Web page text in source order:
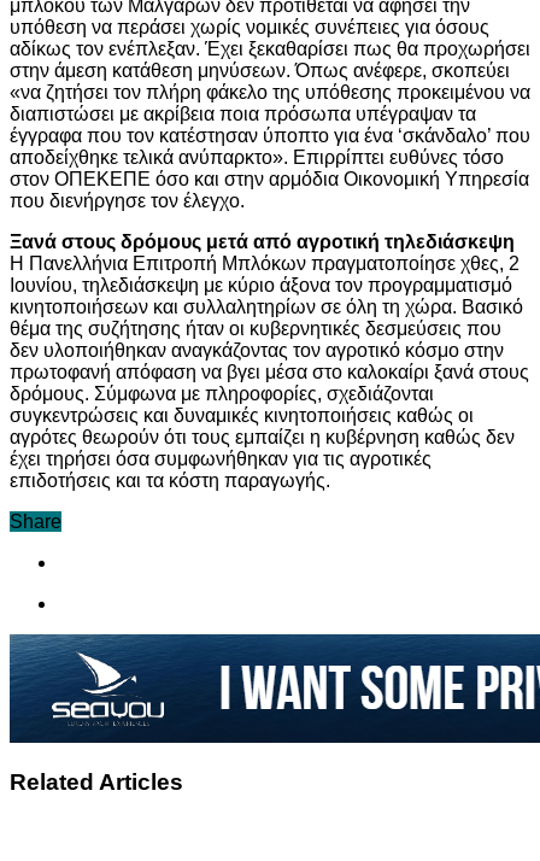
μπλόκου των Μαλγάρων δεν προτίθεται να αφήσει την
υπόθεση να περάσει χωρίς νομικές συνέπειες για όσους
αδίκως τον ενέπλεξαν. Έχει ξεκαθαρίσει πως θα προχωρήσει
στην άμεση κατάθεση μηνύσεων. Όπως ανέφερε, σκοπεύει
«να ζητήσει τον πλήρη φάκελο της υπόθεσης προκειμένου να
διαπιστώσει με ακρίβεια ποια πρόσωπα υπέγραψαν τα
έγγραφα που τον κατέστησαν ύποπτο για ένα ‘σκάνδαλο’ που
αποδείχθηκε τελικά ανύπαρκτο». Επιρρίπτει ευθύνες τόσο
στον ΟΠΕΚΕΠΕ όσο και στην αρμόδια Οικονομική Υπηρεσία
που διενήργησε τον έλεγχο.
Ξανά στους δρόμους μετά από αγροτική τηλεδιάσκεψη
Η Πανελλήνια Επιτροπή Μπλόκων πραγματοποίησε χθες, 2
Ιουνίου, τηλεδιάσκεψη με κύριο άξονα τον προγραμματισμό
κινητοποιήσεων και συλλαλητηρίων σε όλη τη χώρα. Βασικό
θέμα της συζήτησης ήταν οι κυβερνητικές δεσμεύσεις που
δεν υλοποιήθηκαν αναγκάζοντας τον αγροτικό κόσμο στην
πρωτοφανή απόφαση να βγει μέσα στο καλοκαίρι ξανά στους
δρόμους. Σύμφωνα με πληροφορίες, σχεδιάζονται
συγκεντρώσεις και δυναμικές κινητοποιήσεις καθώς οι
αγρότες θεωρούν ότι τους εμπαίζει η κυβέρνηση καθώς δεν
έχει τηρήσει όσα συμφωνήθηκαν για τις αγροτικές
επιδοτήσεις και τα κόστη παραγωγής.
Share
Related Articles